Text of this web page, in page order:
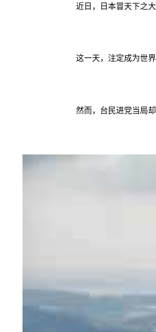
近日，日本冒天下之
这一天，注定成为世界
然而，台民进党当局却